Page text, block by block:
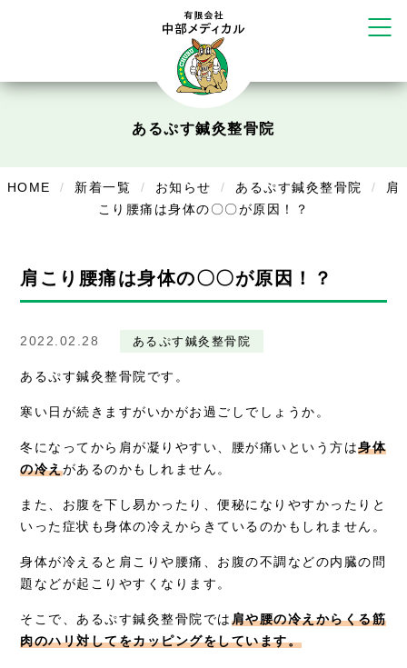
かえる堂鍼灸院 整骨院 うるま店 ウェルネス鍼灸院・接骨院 甲府千
リラクゼーション
Cure
デイサービスあやめ
在宅部門事務所
症例別施術
あるぷす鍼灸整骨院
HOME 新着一覧 お知らせ あるぷす鍼灸整骨院
肩
こり腰痛は身体の〇〇が原因！？
肩こり腰痛は身体の〇〇が原因！？
2022.02.28 あるぷす鍼灸整骨院
あるぷす鍼灸整骨院です。
寒い日が続きますがいかがお過ごしでしょうか。
冬になってから肩が凝りやすい、腰が痛いという方は身体
の冷えがあるのかもしれません。
また、お腹を下し易かったり、便秘になりやすかったりと
いった症状も身体の冷えからきているのかもしれません。
身体が冷えると肩こりや腰痛、お腹の不調などの内臓の問
題などが起こりやすくなります。
そこで、あるぷす鍼灸整骨院では肩や腰の冷えからくる筋
肉のハリ対してをカッピングをしています。